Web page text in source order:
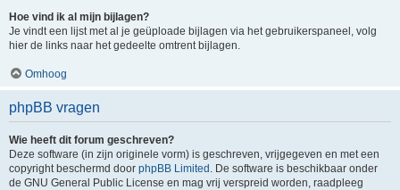
Hoe vind ik al mijn bijlagen?
Je vindt een lijst met al je geüploade bijlagen via het gebruikerspaneel, volg
hier de links naar het gedeelte omtrent bijlagen.
Omhoog
phpBB vragen
Wie heeft dit forum geschreven?
Deze software (in zijn originele vorm) is geschreven, vrijgegeven en met een
copyright beschermd door phpBB Limited . De software is beschikbaar onder
de GNU General Public License en mag vrij verspreid worden, raadpleeg